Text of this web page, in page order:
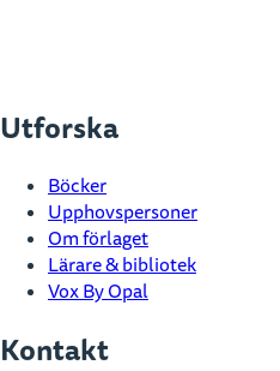
Utforska
Böcker
Upphovspersoner
Om förlaget
Lärare & bibliotek
Vox By Opal
Kontakt